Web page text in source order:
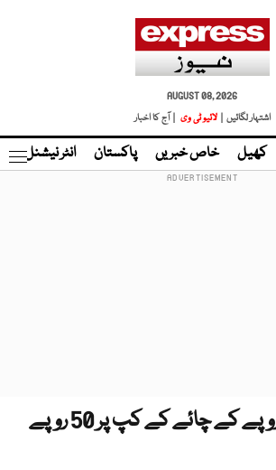
AUGUST 08, 2026
اشتہار لگائیں |
لائیو ٹی وی | آج کا اخبار
کھیل خاص خبریں پاکستان انٹر نیشنل
بھارت میں 20 روپے کے چائے کے کپ پر 50 روپے